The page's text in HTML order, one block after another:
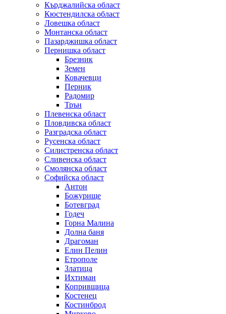
Кърджалийска област
Кюстендилска област
Ловешка област
Монтанска област
Пазарджишка област
Пернишка област
Брезник
Земен
Ковачевци
Перник
Радомир
Трън
Плевенска област
Пловдивска област
Разградска област
Русенска област
Силистренска област
Сливенска област
Смолянска област
Софийска област
Антон
Божурище
Ботевград
Годеч
Горна Малина
Долна баня
Драгоман
Елин Пелин
Етрополе
Златица
Ихтиман
Копривщица
Костенец
Костинброд